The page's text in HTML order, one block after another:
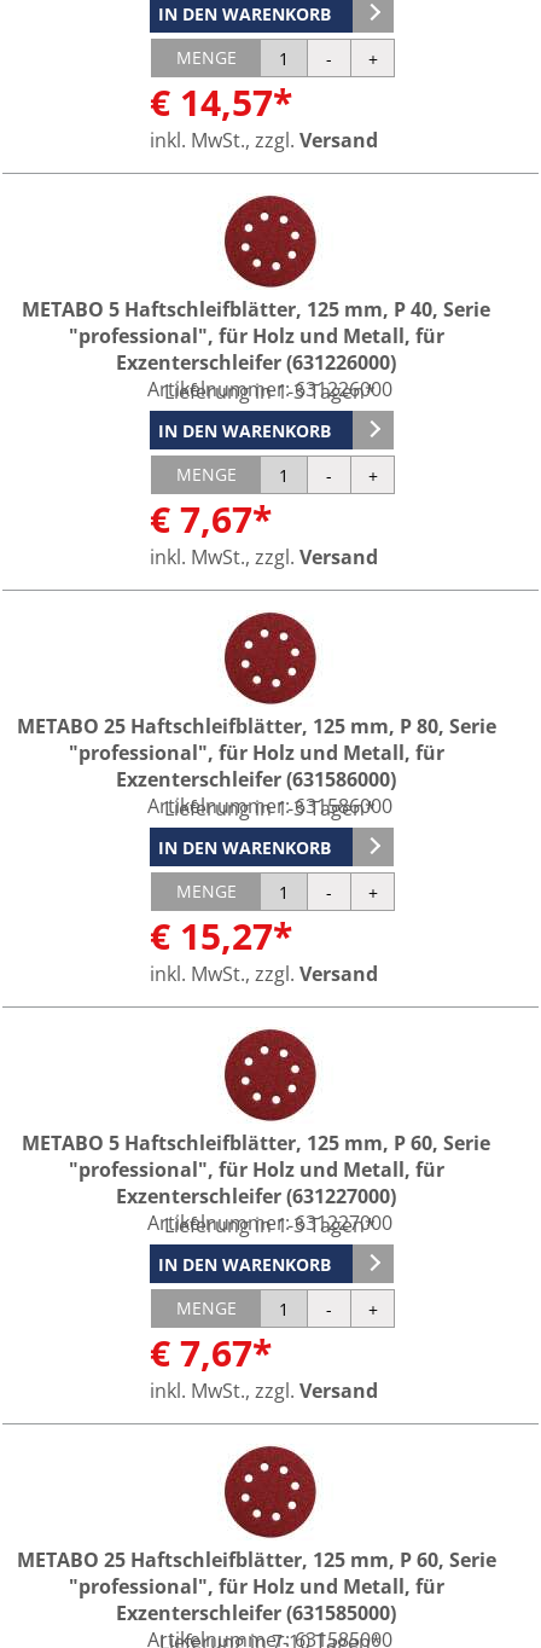
IN DEN WARENKORB
MENGE
€ 14,57*
inkl. MwSt., zzgl. Versand
METABO 5 Haftschleifblätter, 125 mm, P 40, Serie
"professional", für Holz und Metall, für
Exzenterschleifer (631226000)
Artikelnummer:631226000
Lieferung in 1-3 Tagen*
IN DEN WARENKORB
MENGE
€ 7,67*
inkl. MwSt., zzgl. Versand
METABO 25 Haftschleifblätter, 125 mm, P 80, Serie
"professional", für Holz und Metall, für
Exzenterschleifer (631586000)
Artikelnummer:631586000
Lieferung in 1-3 Tagen*
IN DEN WARENKORB
MENGE
€ 15,27*
inkl. MwSt., zzgl. Versand
METABO 5 Haftschleifblätter, 125 mm, P 60, Serie
"professional", für Holz und Metall, für
Exzenterschleifer (631227000)
Artikelnummer:631227000
Lieferung in 1-3 Tagen*
IN DEN WARENKORB
MENGE
€ 7,67*
inkl. MwSt., zzgl. Versand
METABO 25 Haftschleifblätter, 125 mm, P 60, Serie
"professional", für Holz und Metall, für
Exzenterschleifer (631585000)
Artikelnummer:631585000
Lieferung in 7-10 Tagen*